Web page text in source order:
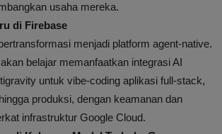
usaha mereka.
di Firebase
menjadi platform agent-native.
belajar memanfaatkan integrasi AI
untuk vibe-coding aplikasi full-stack,
produksi, dengan keamanan dan
infrastruktur Google Cloud.